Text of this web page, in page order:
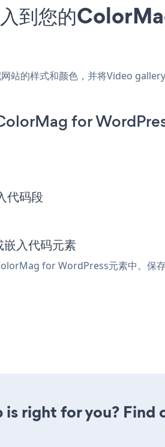
到您的
的样式和颜色，并将Video
for
码段
入代码元素
for WordPress元素中。保
right for you? Find